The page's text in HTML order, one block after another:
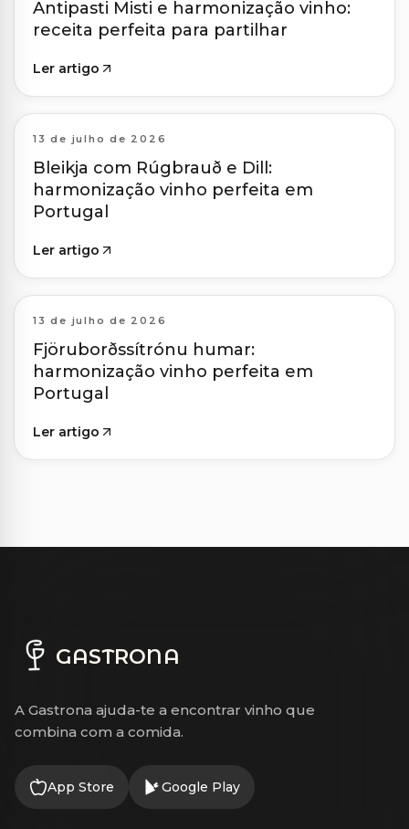
Antipasti Misti e harmonização vinho:
receita perfeita para partilhar
Ler artigo
13 de julho de 2026
Bleikja com Rúgbrauð e Dill:
harmonização vinho perfeita em
Portugal
Ler artigo
13 de julho de 2026
Fjöruborðssítrónu humar:
harmonização vinho perfeita em
Portugal
Ler artigo
GASTRONA
A Gastrona ajuda-te a encontrar vinho que
combina com a comida.
App Store Google Play